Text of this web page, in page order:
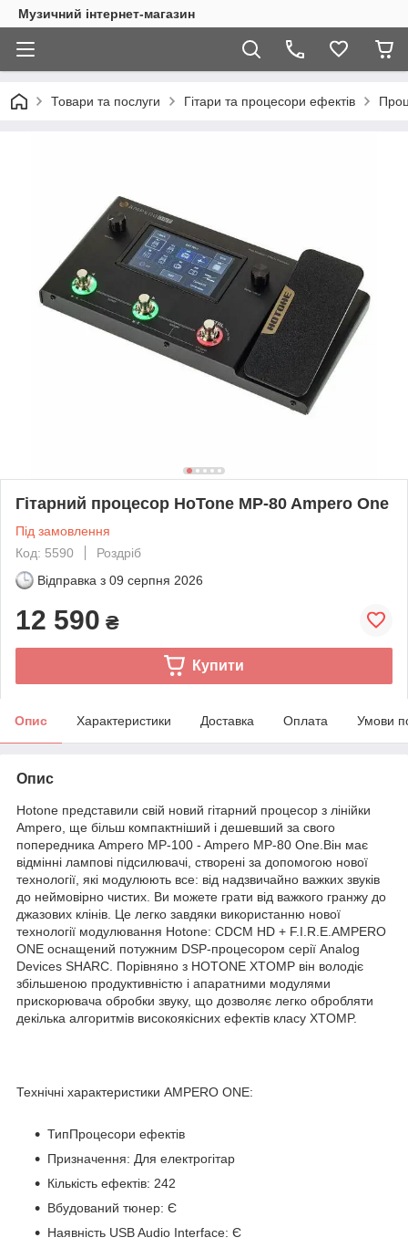
Музичний інтернет-магазин
Товари та послуги Гітари та процесори ефектів
Гітарний процесор HoTone MP-80 Ampero One
Під замовлення
Код: 5590
Роздріб
Відправка з 09 серпня 2026
12 590 ₴
Купити
Опис Характеристики Доставка Оплата Умови
Опис
Hotone представили свій новий гітарний процесор з лінійки
Ampero, ще більш компактніший і дешевший за свого
попередника Ampero MP-100 - Ampero MP-80 One.Він має
відмінні лампові підсилювачі, створені за допомогою нової
технології, які модулюють все: від надзвичайно важких звуків
до неймовірно чистих. Ви можете грати від важкого гранжу до
джазових клінів. Це легко завдяки використанню нової
технології модулювання Hotone: CDCM HD + F.I.R.E.AMPERO
ONE оснащений потужним DSP-процесором серії Analog
Devices SHARC. Порівняно з HOTONE XTOMP він володіє
збільшеною продуктивністю і апаратними модулями
прискорювача обробки звуку, що дозволяє легко обробляти
декілька алгоритмів високоякісних ефектів класу XTOMP.
Технічні характеристики AMPERO ONE:
ТипПроцесори ефектів
Призначення: Для електрогітар
Кількість ефектів: 242
Вбудований тюнер: Є
Наявність USB Audio Interface: Є